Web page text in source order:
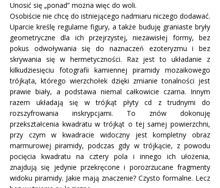
Unosić się „ponad” można więc do woli.
Osobiście nie chcę do istniejącego nadmiaru niczego dodawać.
Uparcie kreślę regularne figury, a także buduję graniaste bryły
geometryczne dla ich przejrzystej, niezawisłej formy, bez
pokus odwoływania się do naznaczeń ezoteryzmu i bez
skrywania się w hermetyczności. Raz jest to układanie z
kilkudziesięciu fotografii kamiennej piramidy mozaikowego
trójkąta, którego wierzchołek dzięki zmianie tonalności jest
prawie biały, a podstawa niemal całkowicie czarna. Innym
razem układają się w trójkąt płyty cd z trudnymi do
rozszyfrowania inskrypcjami. To znów dokonuję
przekształcenia kwadratu w trójkąt o tej samej powierzchni,
przy czym w kwadracie widoczny jest kompletny obraz
marmurowej piramidy, podczas gdy w trójkącie, z powodu
pocięcia kwadratu na cztery pola i innego ich ułożenia,
znajdują się jedynie przekręcone i porozrzucane fragmenty
widoku piramidy. Jakie mają znaczenie? Czysto formalne. Lecz